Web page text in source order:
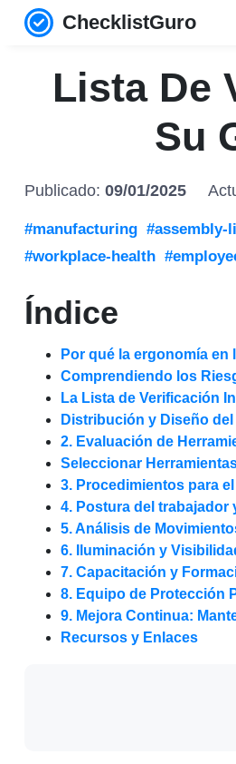
ChecklistGuro
Lista De
Su
Publicado: 09/01/2025
#manufacturing #assembly-
#workplace-health
Índice
Por qué la ergonomía
Comprendiendo los
La Lista de Verificación
Distribución y Diseño
2. Evaluación de
Seleccionar
3. Procedimientos para
4. Postura del trabajador
5. Análisis de
6. Iluminación y
7. Capacitación y
8. Equipo de Protección
9. Mejora Continua:
Recursos y Enlaces